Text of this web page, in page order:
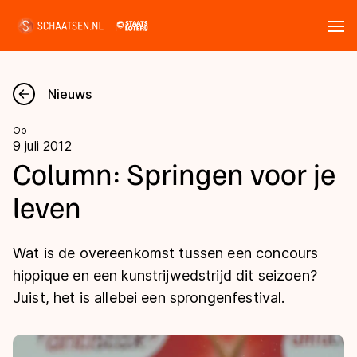
Nieuws
Kalender
Disciplines
Langebaan
Shorttrack
Uitslagen
Langebaan
Marathon
Tijden & historie
Ranglijsten Langebaan
Nieuws
Op
9 juli 2012
Column: Springen voor je
leven
Wat is de overeenkomst tussen een concours
hippique en een kunstrijwedstrijd dit seizoen?
Juist, het is allebei een sprongenfestival.